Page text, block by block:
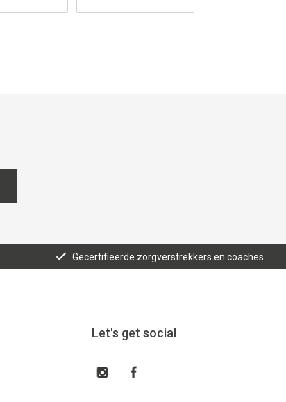
Gecertifieerde zorgverstrekkers en coaches
Let's get social